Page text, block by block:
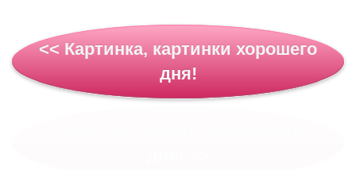
<< Картинка, картинки хорошего
дня!